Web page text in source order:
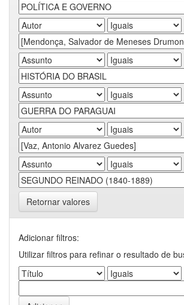
Retornar valores
Adicionar filtros:
Utilizar filtros para refinar o resultado de